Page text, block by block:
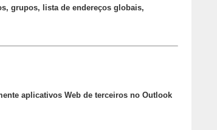
grupos, lista de endereços globais,
aplicativos Web de terceiros no Outlook